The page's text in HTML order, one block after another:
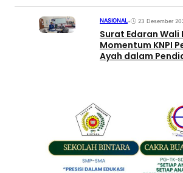
NASIONAL• 23 Desember
Surat Edaran
Momentum KNPI
Ayah dalam